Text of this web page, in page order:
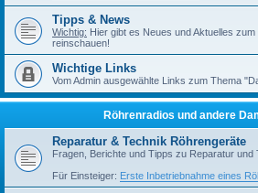
Tipps & News
Wichtig: Hier gibt es Neues und Aktuelles
reinschauen!
Wichtige Links
Vom Admin ausgewählte Links zum Thema
Röhrenradios und andere
Reparatur & Technik Röhrengeräte
Fragen, Berichte und Tipps zu Reparatur und
Für Einsteiger: Erste Inbetriebnahme eines